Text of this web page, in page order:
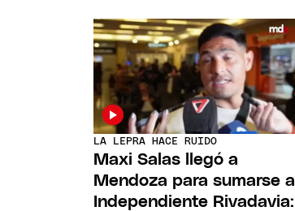
LA LEPRA HACE RUIDO
Maxi Salas llegó a
Mendoza para sumarse a
Independiente Rivadavia: